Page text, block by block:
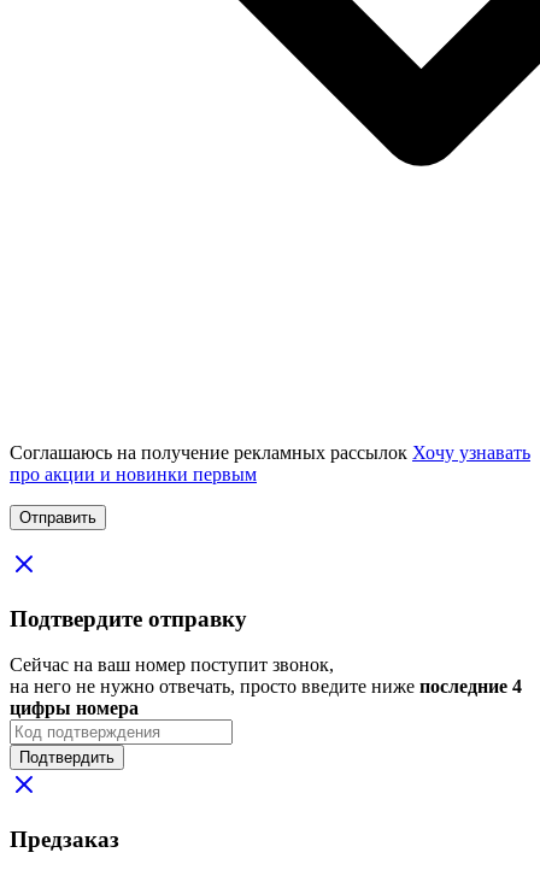
Соглашаюсь на получение рекламных рассылок Хочу узнавать
про акции и новинки первым
Подтвердите отправку
Сейчас на ваш номер поступит звонок,
на него не нужно отвечать, просто введите ниже последние 4
цифры номера
Подтвердить
Предзаказ